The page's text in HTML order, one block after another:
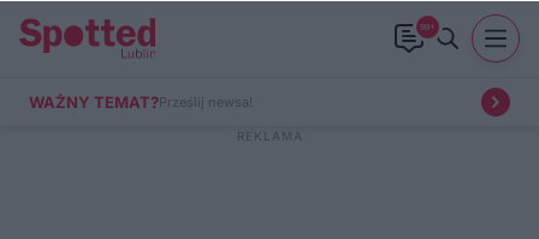
99+
WAŻNY TEMAT?Prześlij newsa!